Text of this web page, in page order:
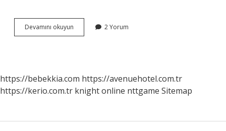
Devamını okuyun Duygusal
Gelişim
2 Yorum
https://bebekkia.com https://avenuehotel.com.tr
https://kerio.com.tr knight online nttgame Sitemap